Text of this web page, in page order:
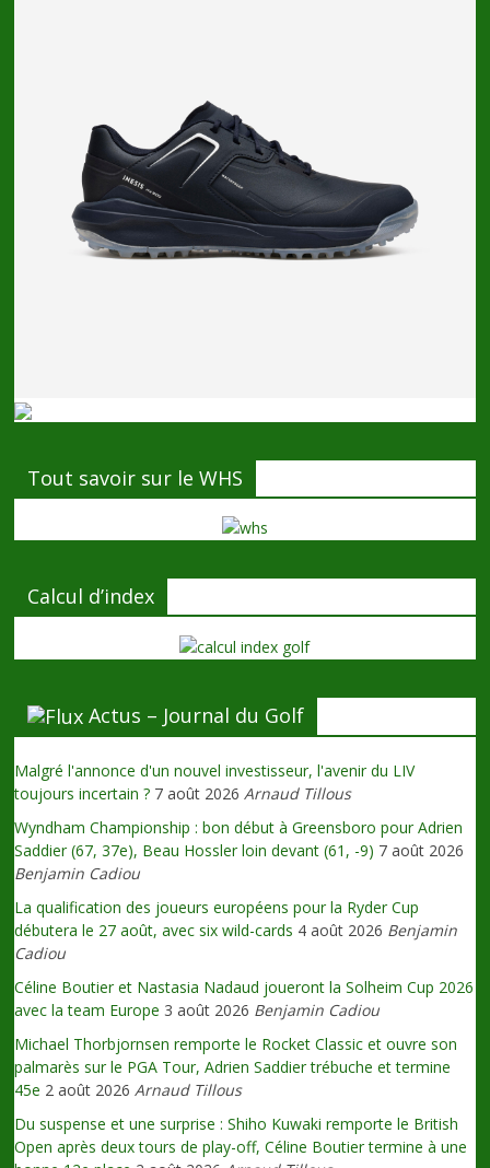
Tout savoir sur le WHS
Calcul d’index
Actus – Journal du Golf
Malgré l'annonce d'un nouvel investisseur, l'avenir du LIV
toujours incertain ? 7 août 2026 Arnaud Tillous
Wyndham Championship : bon début à Greensboro pour Adrien
Saddier (67, 37e), Beau Hossler loin devant (61, -9) 7 août 2026
Benjamin Cadiou
La qualification des joueurs européens pour la Ryder Cup
débutera le 27 août, avec six wild-cards 4 août 2026 Benjamin
Cadiou
Céline Boutier et Nastasia Nadaud joueront la Solheim Cup 2026
avec la team Europe 3 août 2026 Benjamin Cadiou
Michael Thorbjornsen remporte le Rocket Classic et ouvre son
palmarès sur le PGA Tour, Adrien Saddier trébuche et termine
45e 2 août 2026 Arnaud Tillous
Du suspense et une surprise : Shiho Kuwaki remporte le British
Open après deux tours de play-off, Céline Boutier termine à une